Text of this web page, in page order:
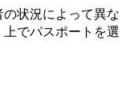
状況によって異な
でパスポートを選